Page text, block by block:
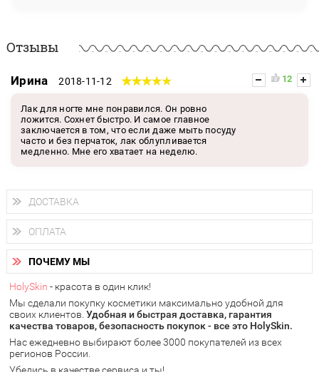
Отзывы
Ирина 2018-11-12
Лак для ногте мне понравился. Он ровно
ложится. Сохнет быстро. И самое главное
заключается в том, что если даже мыть посуду
часто и без перчаток, лак облупливается
медленно. Мне его хватает на неделю.
12
ДОСТАВКА
Доставка осуществляетсяпо всем городам России.
Вы можете выбрать доставку курьером, Почтой России или
получить заказ в пунктах выдачи PickPoint или пункте
самовывоза.
В 20 городах России доставка осуществляется ужена
следующий день.
у Вас всегда есть возможность получитьбесплатную
доставку от HolySkin.
подробнее об условиях доставки и оплаты в Вашем городе
ОПЛАТА
Вы можете оплатить свой заказ любым удобным способом:
наличными деньгами (
через интернет-банк (Альфа-банк, Сбербанк) и другими
электронными способами.
ПОЧЕМУ МЫ
HolySkin - красота в один клик!
Мы сделали покупку косметики максимально удобной для
своих клиентов. Удобная и быстрая доставка, гарантия
качества товаров, безопасность покупок - все это HolySkin.
Нас ежедневно выбирают более 3000 покупателей из всех
регионов России.